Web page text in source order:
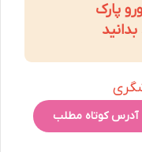
پارک
آدرس کوتاه مطلب